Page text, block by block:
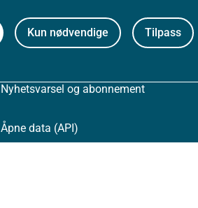
Kun nødvendige Tilpass
Besøksstatistikk og informasjonskapsler
Nyhetsvarsel og abonnement
Åpne data (API)